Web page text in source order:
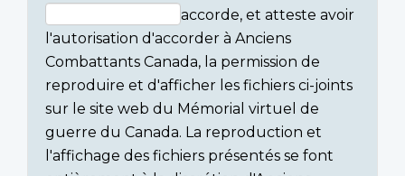
Consent
section
accorde, et atteste avoir
l'autorisation d'accorder à Anciens
Combattants Canada, la permission de
reproduire et d'afficher les fichiers ci-joints
sur le site web du Mémorial virtuel de
guerre du Canada. La reproduction et
l'affichage des fichiers présentés se font